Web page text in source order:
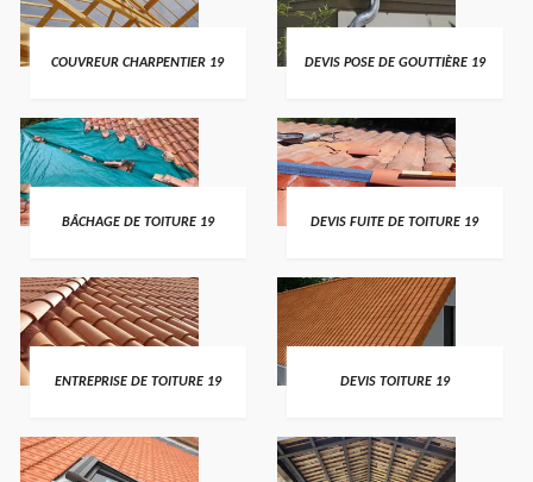
COUVREUR CHARPENTIER 19 DEVIS POSE DE GOUTTIÈRE 19
BÂCHAGE DE TOITURE 19 DEVIS FUITE DE TOITURE 19
ENTREPRISE DE TOITURE 19 DEVIS TOITURE 19